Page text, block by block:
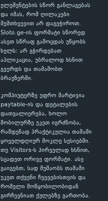
ელემენტების სწორ განლაგებას
და იმას, რომ ღილაკები
შემთხვევით არ დაგეჭიროთ.
Sloto.ge-ის ფორმატი სწორედ
ასეთ სწრაფ გამოცდას უწყობს
ხელს: არ გჭირდებათ
აპლიკაცია, უბრალოდ ხსნით
გვერდს და თამაშობთ
ბრაუზერში.
კომპიუტერზე უფრო მარტივია
paytable-ის და დეტალების
დათვალიერება, ხოლო
მობილურზე უკეთ იგრძნობა,
რამდენად პრაქტიკულია თამაში
ყოველდღიურ მოკლე სესიებში.
თუ Visitors-ს პირველად ხსნით,
სცადეთ ორივე ფორმატი. ასე
გაიგებთ, სად მუშაობს თამაში
უკეთ თქვენი ჩვევებისთვის და
რომელი მოწყობილობიდან
გირჩევნიათ ქულებზე გართობა.